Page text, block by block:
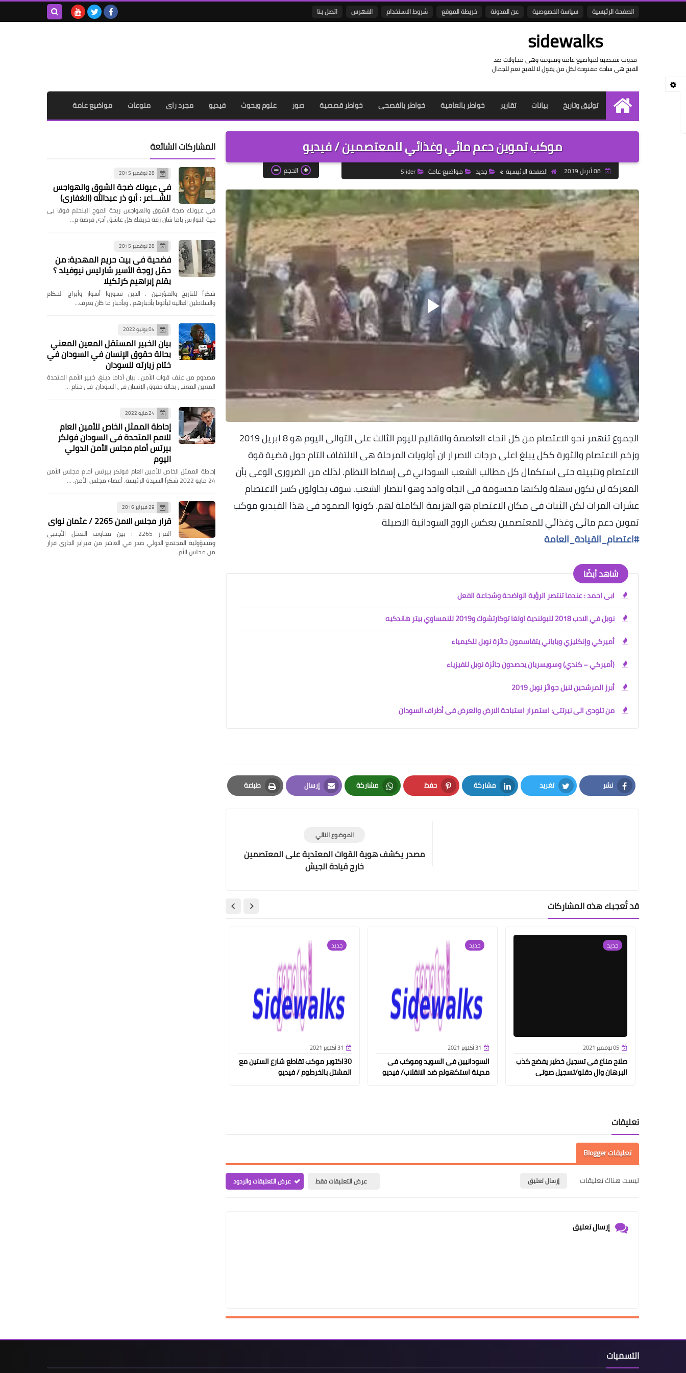
الصفحة الرئيسية سياسة الخصوصية عن المدونة خريطة الموقع شروط الاستخدام الفهرس اتصل بنا
sidewalks
مدونة شخصية لمواضيع عامة ومنوعة وهى محاولات ضد
القبح هى ساحة مفنوحة لكل من يقول لا للقبح نعم للجمال
الرئيسية
توثيق وتاريخ بيانات تقارير خواطر بالعامية خواطر بالفصحى خواطر قصصية صور علوم وبحوث فيديو مجرد راى منوعات مواضيع عامة
موكب تموين دعم مائي وغذائي للمعتصمين / فيديو
08 أبريل 2019 الصفحة الرئيسية جديد مواضيع عامة Slider الحجم
الجموع تنهمر نحو الاعتصام من كل انحاء العاصمة والاقاليم لليوم الثالث على التوالى اليوم هو 8 ابريل 2019
وزخم الاعتصام والثورة ككل يبلغ اعلى درجات الاصرار ان أولويات المرحلة هى الالتفاف التام حول قضية قوة
الاعتصام وتثبيته حتى استكمال كل مطالب الشعب السوداني فى إسقاط النظام. لذلك من الضرورى الوعى بأن
المعركة لن تكون سهلة ولكنها محسومة فى اتجاه واحد وهو انتصار الشعب. سوف يحاولون كسر الاعتصام
عشرات المرات لكن الثبات فى مكان الاعتصام هو الهزيمة الكاملة لهم. كونوا الصمود فى هذا الفيديو موكب
تموين دعم مائي وغذائي للمعتصمين يعكس الروح السودانية الاصيلة
#اعتصام_القيادة_العامة
شاهد أيضًا
ابى احمد : عندما تنتصر الرؤية الواضحة وشجاعة الفعل
نوبل في الادب 2018 للبولندية اولغا توكارتشوك و2019 للنمساوي بيتر هاندكيه
أميركي وإنكليزي وياباني يتقاسمون جائزة نوبل للكيمياء
(أميركي – كندي) وسويسريان يحصدون جائزة نوبل للفيزياء
أبرز المرشحين لنيل جوائز نوبل 2019
من تلودى الى نيرتتى: استمرار استباحة الارض والعرض فى أطراف السودان
نشر
Facebook
تغريد
Twitter
مشاركة
LinkedIn
حفظ
Pinterest
مشاركة
Whatsapp
إرسال
Email
طباعة
Print
الموضوع التالي
مصدر يكشف هوية القوات المعتدية على المعتصمين
خارج قيادة الجيش
قد تُعجبك هذه المشاركات
جديد
05 نوفمبر 2021
صلاح مناع فى تسجيل خطير يفضح كذب
البرهان وال دقلو/تسجيل صوتى
جديد
31 أكتوبر 2021
السودانيين فى السويد وموكب فى
مدينة استكهولم ضد الانقلاب/ فيديو
جديد
31 أكتوبر 2021
30اكتوبر موكب تقاطع شارع الستين مع
المشتل بالخرطوم / فيديو
تعليقات
تعليقات Blogger
ليست هناك تعليقات إرسال تعليق عرض التعليقات فقط عرض التعليقات والردود
إرسال تعليق
المشاركات الشائعة
28 نوفمبر 2015
في عيونك ضجة الشوق والهواجس
للشـــاعر : أبو ذر عبدالله (الغفاري)
في عيونك ضجة الشوق والهواجس ريحة الموج البنحلم فوقا بى
جية النوارس ياما شان زفة خريفك كل عاشق أدى فرضة م…
28 نوفمبر 2015
فضحية فى بيت حريم المهدية: من
حمّل زوجة الأسير شارليس نيوفيلد ؟
بقلم إبراهيم كرتكيلا
شكراً للتاريخ والمؤرخين ، الذين تسوروا أسوار وأبراج الحكام
والسلاطين العالية ليأتونا بأخبارهم ، وبأخبار ما كان يعرف…
04 يونيو 2022
بيان الخبير المستقل المعين المعني
بحالة حقوق الإنسان في السودان في
ختام زيارته للسودان
مصدوم من عنف قوات الأمن.. بيان أداما دينغ، خبير الأمم المتحدة
المعين المعني بحالة حقوق الإنسان في السودان، في ختام …
24 مايو 2022
إحاطة الممثل الخاص للأمين العام
للامم المتحدة فى السودان فولكر
بيرتس أمام مجلس الأمن الدولي
اليوم
إحاطة الممثل الخاص للأمين العام فولكر بيرتس أمام مجلس الأمن
24 مايو 2022 شكراً السيدة الرئيسة، أعضاء مجلس الأمن، …
29 فبراير 2016
قرار مجلس الامن 2265 / عثمان نواى
القرار 2265 : بين مخاوف التدخل الأجنبي
ومسؤولية المجتمع الدولي صدر في العاشر من فبراير الجارى قرار
من مجلس الأم…
التسميات